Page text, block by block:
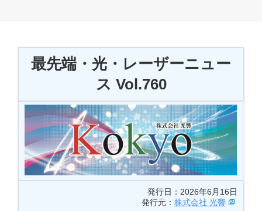
光応用・アプリケーショ
サービス
最先端・光・レーザーニュー
ス Vol.760
発行日：2026年6月16日
発行元： 株式会社 光響